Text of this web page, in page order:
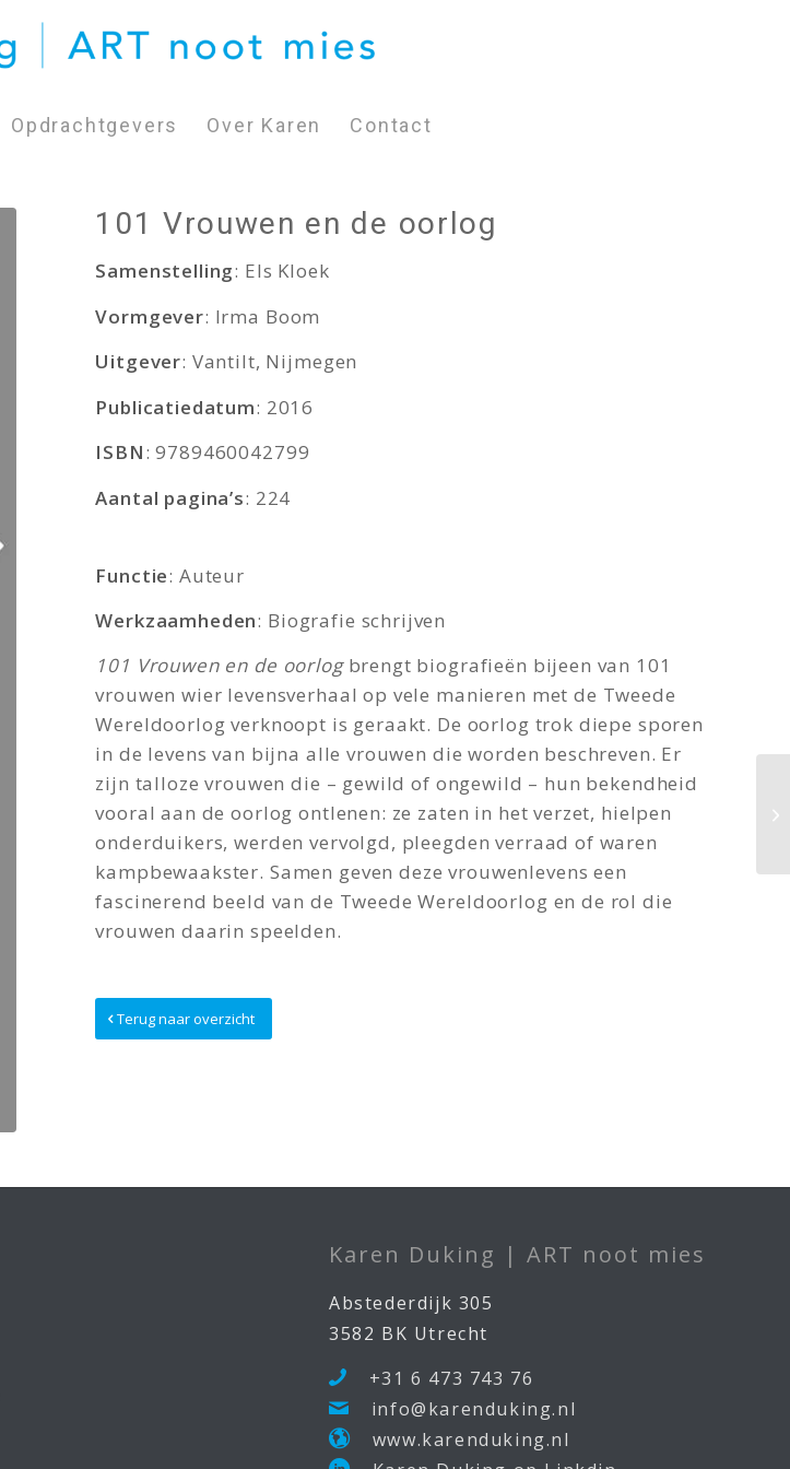
Opdrachtgevers Over Karen Contact
101 Vrouwen en de oorlog
Samenstelling: Els Kloek
Vormgever: Irma Boom
Uitgever: Vantilt, Nijmegen
Publicatiedatum: 2016
ISBN: 9789460042799
Aantal pagina’s: 224
Functie: Auteur
Werkzaamheden: Biografie schrijven
101 Vrouwen en de oorlogbrengt biografieën bijeen van 101
vrouwen wier levensverhaal op vele manieren met de Tweede
Wereldoorlog verknoopt is geraakt. De oorlog trok diepe sporen
in de levens van bijna alle vrouwen die worden beschreven. Er
zijn talloze vrouwen die – gewild of ongewild – hun bekendheid
vooral aan de oorlog ontlenen: ze zaten in het verzet, hielpen
onderduikers, werden vervolgd, pleegden verraad of waren
kampbewaakster. Samen geven deze vrouwenlevens een
fascinerend beeld van de Tweede Wereldoorlog en de rol die
vrouwen daarin speelden.
Terug naar overzicht
Karen Duking | ART noot mies
Abstederdijk 305
3582 BK Utrecht
+31 6 473 743 76
info@karenduking.nl
www.karenduking.nl